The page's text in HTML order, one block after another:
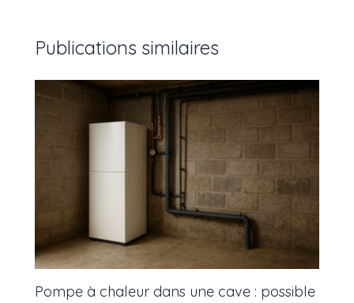
Publications similaires
Pompe à chaleur dans une cave : possible